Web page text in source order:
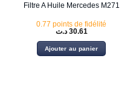
Filtre A Huile Mercedes M271
0.77 points de fidélité
30.61 د.ت
Ajouter au panier